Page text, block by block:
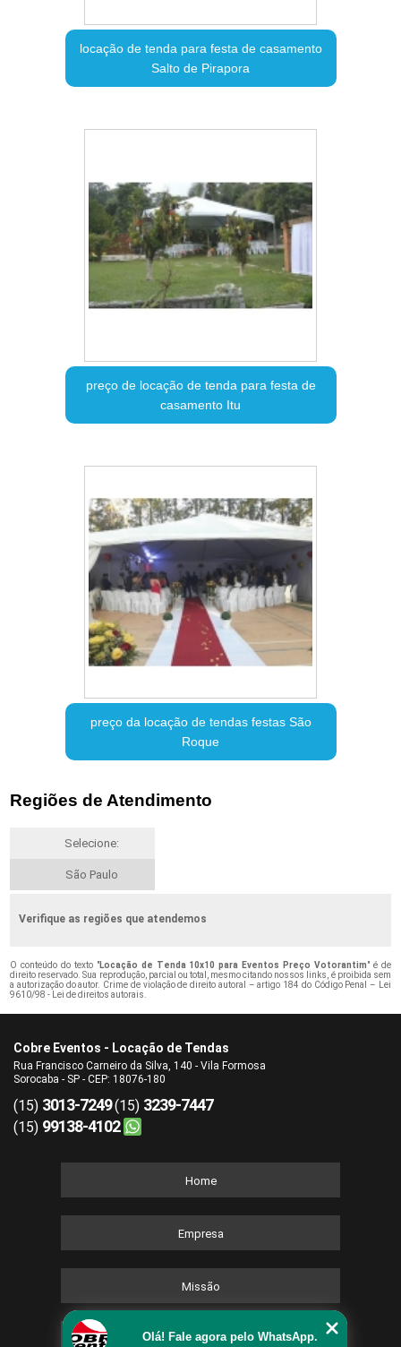
locação de tenda para festa de casamento
Salto de Pirapora
preço de locação de tenda para festa de
casamento Itu
preço da locação de tendas festas São
Roque
Regiões de Atendimento
Selecione:
São Paulo
Verifique as regiões que atendemos
O conteúdo do texto "Locação de Tenda 10x10 para Eventos Preço Votorantim" é de
direito reservado. Sua reprodução, parcial ou total, mesmo citando nossos links, é proibida sem
a autorização do autor. Crime de violação de direito autoral – artigo 184 do Código Penal – Lei
9610/98 - Lei de direitos autorais.
Cobre Eventos - Locação de Tendas
Rua Francisco Carneiro da Silva, 140 - Vila Formosa
Sorocaba - SP - CEP: 18076-180
(15) 3013-7249(15) 3239-7447
(15) 99138-4102
Home
Empresa
Missão
Serviços
Olá! Fale agora pelo WhatsApp.